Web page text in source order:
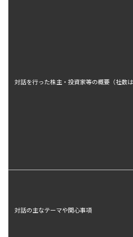
対話を⾏った株主・投資家等の概要（社数
対話の主なテーマや関心事項